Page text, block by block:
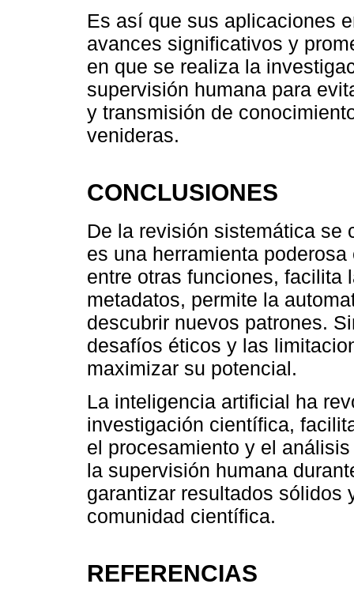
Es así que sus aplicaciones
avances significativos y
en que se realiza la
supervisión humana para
y transmisión de
venideras.
CONCLUSIONES
De la revisión sistemática se
es una herramienta
entre otras funciones, facilita
metadatos, permite la
descubrir nuevos patrones.
desafíos éticos y las
maximizar su potencial.
La inteligencia artificial ha
investigación científica,
el procesamiento y el
la supervisión humana
garantizar resultados sólidos
comunidad científica.
REFERENCIAS